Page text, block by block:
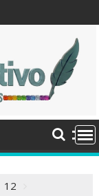
12